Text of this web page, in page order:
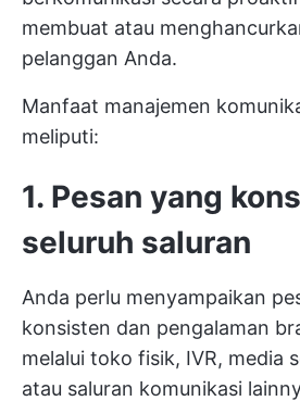
membuat atau
pelanggan Anda.
Manfaat manajemen
meliputi:
1. Pesan yang
seluruh saluran
Anda perlu menyampaikan
konsisten dan pengalaman
melalui toko fisik, IVR, media
atau saluran komunikasi